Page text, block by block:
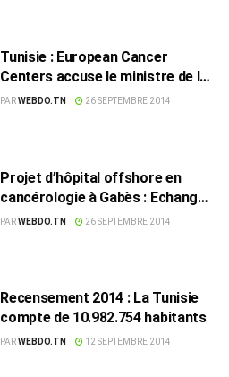
Tunisie : European Cancer
Centers accuse le ministre de la
Santé de corruption : Habib
PARWEBDO.TN 26 SEPTEMBRE 2014
Projet d’hôpital offshore en
cancérologie à Gabès : Echange
d’accusations entre European
PARWEBDO.TN 26 SEPTEMBRE 2014
Recensement 2014 : La Tunisie
compte de 10.982.754 habitants
PARWEBDO.TN 12 SEPTEMBRE 2014